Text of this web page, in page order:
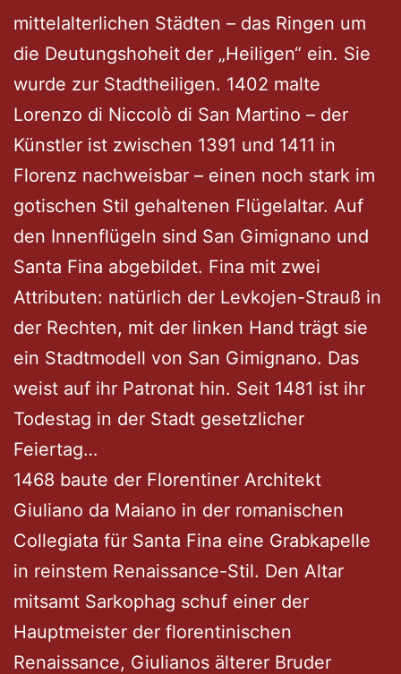
mittelalterlichen Städten – das Ringen um
die Deutungshoheit der „Heiligen“ ein. Sie
wurde zur Stadtheiligen. 1402 malte
Lorenzo di Niccolò di San Martino – der
Künstler ist zwischen 1391 und 1411 in
Florenz nachweisbar – einen noch stark im
gotischen Stil gehaltenen Flügelaltar. Auf
den Innenflügeln sind San Gimignano und
Santa Fina abgebildet. Fina mit zwei
Attributen: natürlich der Levkojen-Strauß in
der Rechten, mit der linken Hand trägt sie
ein Stadtmodell von San Gimignano. Das
weist auf ihr Patronat hin. Seit 1481 ist ihr
Todestag in der Stadt gesetzlicher
Feiertag…
1468 baute der Florentiner Architekt
Giuliano da Maiano in der romanischen
Collegiata für Santa Fina eine Grabkapelle
in reinstem Renaissance-Stil. Den Altar
mitsamt Sarkophag schuf einer der
Hauptmeister der florentinischen
Renaissance, Giulianos älterer Bruder